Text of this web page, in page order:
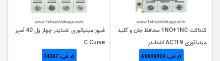
کنتاکت 1NO+1NC محافظ جان و کلید
مينياتوری ACTI 9 اشنایدر
کد فنی: A9A26924
فیوز مینیاتوری اشنایدر چهار پل 40 آمپر
C Curve
کد فنی: 24367